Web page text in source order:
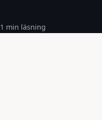
1 min läsning